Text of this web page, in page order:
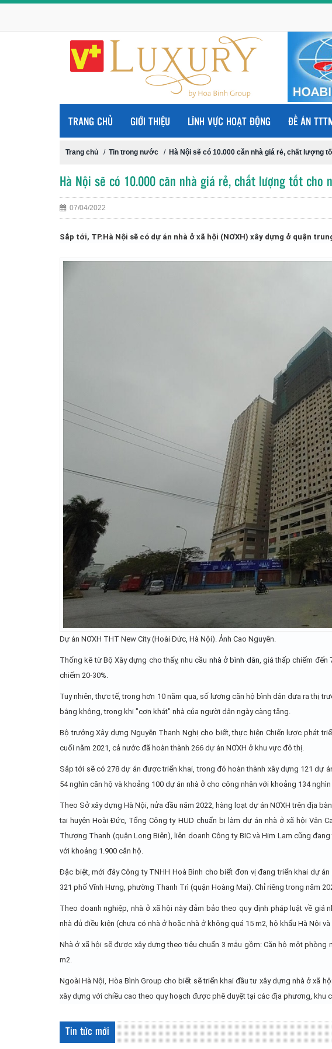
TRANG CHỦ GIỚI THIỆU LĨNH VỰC HOẠT ĐỘNG ĐỀ ÁN
Trang chủ / Tin trong nước / Hà Nội sẽ có 10.000 căn nhà giá rẻ, chất lượng
Hà Nội sẽ có 10.000 căn nhà giá rẻ, chất lượng tốt cho
07/04/2022
Sắp tới, TP.Hà Nội sẽ có dự án nhà ở xã hội (NƠXH) xây dựng ở quận
Dự án NƠXH THT New City (Hoài Đức, Hà Nội). Ảnh Cao Nguyên.
Thống kê từ Bộ Xây dựng cho thấy, nhu cầu nhà ở bình dân , giá thấp chiếm
chiếm 20-30%.
Tuy nhiên, thực tế, trong hơn 10 năm qua, số lượng căn hộ bình dân đưa ra thị
bằng không, trong khi "cơn khát" nhà của người dân ngày càng tăng.
Bộ trưởng Xây dựng Nguyễn Thanh Nghị cho biết, thực hiện Chiến lược phát
cuối năm 2021, cả nước đã hoàn thành 266 dự án NƠXH ở khu vực đô thị.
Sắp tới sẽ có 278 dự án được triển khai, trong đó hoàn thành xây dựng 121 dự
54 nghìn căn hộ và khoảng 100 dự án nhà ở cho công nhân với khoảng 134 nghìn
Theo Sở xây dựng Hà Nội, nửa đầu năm 2022, hàng loạt dự án NƠXH trên địa
tại huyện Hoài Đức, Tổng Công ty HUD chuẩn bị làm dự án nhà ở xã hội Vân
Thượng Thanh (quận Long Biên), liên doanh Công ty BIC và Him Lam cũng
với khoảng 1.900 căn hộ.
Đặc biệt, mới đây Công ty TNHH Hoà Bình cho biết đơn vị đang triển khai dự
321 phố Vĩnh Hưng, phường Thanh Trì (quận Hoàng Mai). Chỉ riêng trong năm
Theo doanh nghiệp, nhà ở xã hội này đảm bảo theo quy định pháp luật về
nhà đủ điều kiện (chưa có nhà ở hoặc nhà ở không quá 15 m2, hộ khẩu Hà Nội
Nhà ở xã hội sẽ được xây dựng theo tiêu chuẩn 3 mẫu gồm: Căn hộ một
m2.
Ngoài Hà Nội, Hòa Bình Group cho biết sẽ triển khai đầu tư xây dựng nhà ở xã
xây dựng với chiều cao theo quy hoạch được phê duyệt tại các địa phương, khu
Tin tức mới